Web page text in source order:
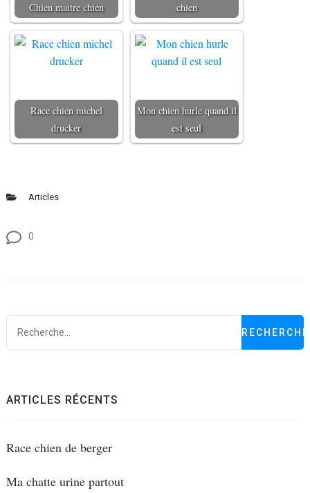
Chien maitre chien
chien
Race chien michel
drucker
Mon chien hurle quand il
est seul
Articles
0
ARTICLES RÉCENTS
Race chien de berger
Ma chatte urine partout